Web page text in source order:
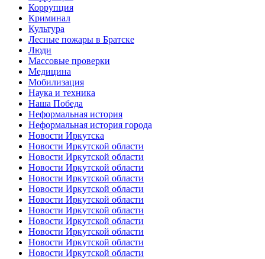
Коррупция
Криминал
Культура
Лесные пожары в Братске
Люди
Массовые проверки
Медицина
Мобилизация
Наука и техника
Наша Победа
Неформальная история
Неформальная история города
Новости Иркутска
Новости Иркутской области
Новости Иркутской области
Новости Иркутской области
Новости Иркутской области
Новости Иркутской области
Новости Иркутской области
Новости Иркутской области
Новости Иркутской области
Новости Иркутской области
Новости Иркутской области
Новости Иркутской области